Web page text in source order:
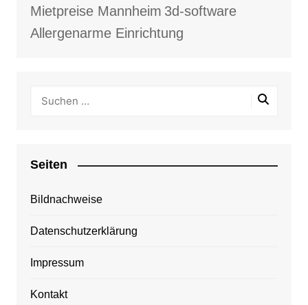
Mietpreise Mannheim 3d-software
Allergenarme Einrichtung
Seiten
Bildnachweise
Datenschutzerklärung
Impressum
Kontakt